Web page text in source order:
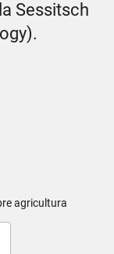
Sessitsch
agricultura